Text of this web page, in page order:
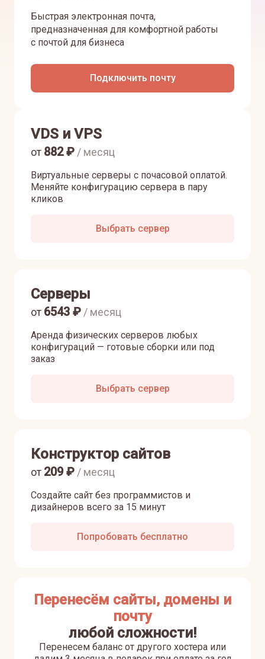
Быстрая электронная почта,
предназначенная для комфортной работы
с почтой для бизнеса
Подключить почту
VDS и VPS
Виртуальные серверы с почасовой оплатой.
Меняйте конфигурацию сервера в пару
кликов
от 882₽ / месяц
Выбрать сервер
Серверы
Аренда физических серверов любых
конфигураций — готовые сборки или под
заказ
от 6543 ₽ / месяц
Выбрать сервер
Конструктор сайтов
Создайте сайт без программистов и
дизайнеров всего за 15 минут
от 209₽ / месяц
Попробовать бесплатно
Перенесём сайты, домены и
почту
любой сложности!
Перенесем баланс от другого хостера или